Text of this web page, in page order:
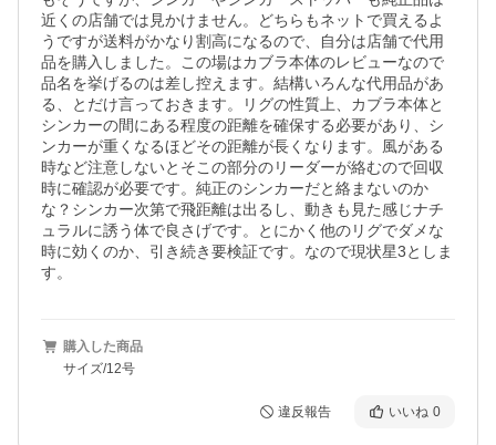
近くの店舗では見かけません。どちらもネットで買えるよ
うですが送料がかなり割高になるので、自分は店舗で代用
品を購入しました。この場はカブラ本体のレビューなので
品名を挙げるのは差し控えます。結構いろんな代用品があ
る、とだけ言っておきます。リグの性質上、カブラ本体と
シンカーの間にある程度の距離を確保する必要があり、シ
ンカーが重くなるほどその距離が長くなります。風がある
時など注意しないとそこの部分のリーダーが絡むので回収
時に確認が必要です。純正のシンカーだと絡まないのか
な？シンカー次第で飛距離は出るし、動きも見た感じナチ
ュラルに誘う体で良さげです。とにかく他のリグでダメな
時に効くのか、引き続き要検証です。なので現状星3としま
す。
購入した商品
サイズ/12号
違反報告 いいね 0